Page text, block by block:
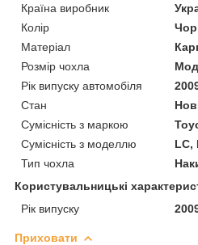
Країна виробник
Колір
Матеріал
Розмір чохла
Рік випуску автомобіля
Стан
Сумісність з маркою
Сумісність з моделлю
LC,
Тип чохла
Користувальницькі
Рік випуску
Приховати